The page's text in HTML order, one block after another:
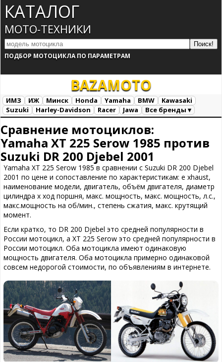
КАТАЛОГ
МОТО-ТЕХНИКИ
ПОДБОР МОТОЦИКЛА ПО ПАРАМЕТРАМ
BAZAMOTO
ИМЗ ИЖ Минск Honda Yamaha BMW
Kawasaki
Suzuki
Harley-Davidson Racer Jawa
Все бренды ▾
Сравнение мотоциклов:
Yamaha XT 225 Serow 1985 против
Suzuki DR 200 Djebel 2001
Yamaha XT 225 Serow 1985 в сравнении с Suzuki DR 200 Djebel
2001 по цене и сопоставление по характеристикам: e xhaust,
наименование модели, двигатель, объём двигателя, диаметр
цилиндра х ход поршня, макс. мощность, макс. мощность, л.с.,
макс.мощность на об/мин., степень сжатия, макс. крутящий
момент.
Если кратко, то DR 200 Djebel это средней популярности в
России мотоцикл, а XT 225 Serow это средней популярности в
России мотоцикл. Оба мотоцикла имеют одинаковую
мощность двигателя. Оба мотоцикла примерно одинаковой
совсем недорогой стоимости, по объявлениям в интернете.